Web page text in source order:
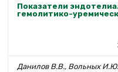
Показатели
гемолитико-
Данилов В.В., Вольных